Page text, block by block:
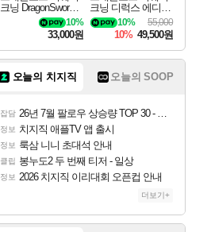
크닝 DragonSword A
10%
33,000원
크닝 디럭스 에디션
DragonSword Awake
ning Deluxe Edition
55,000
10%
10% 49,500원
오늘의 치지직 오늘의 SOOP
잡담 26년 7월 팔로우 상승량 TOP 30 - 월간 치지직
정보 치지직 애플TV 앱 출시
정보 룩삼 니니 초대석 안내
클립 봉누도2 두 번째 티저 - 일상
정보 2026 치지직 이리대회 오픈컵 안내
더보기+